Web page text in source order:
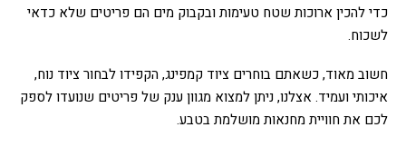
כדי להכין ארוכות שטח טעימות ובקבוק מים הם פריטים שלא כדאי
לשכוח.
חשוב מאוד, כשאתם בוחרים ציוד קמפינג, הקפידו לבחור ציוד נוח,
איכותי ועמיד. אצלנו, ניתן למצוא מגוון ענק של פריטים שנועדו לספק
לכם את חוויית מחנאות מושלמת בטבע.